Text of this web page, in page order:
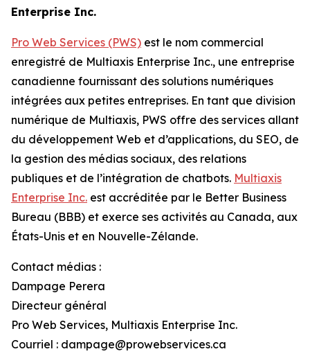
Enterprise Inc.
Pro Web Services (PWS) est le nom commercial
enregistré de Multiaxis Enterprise Inc., une entreprise
canadienne fournissant des solutions numériques
intégrées aux petites entreprises. En tant que division
numérique de Multiaxis, PWS offre des services allant
du développement Web et d’applications, du SEO, de
la gestion des médias sociaux, des relations
publiques et de l’intégration de chatbots. Multiaxis
Enterprise Inc. est accréditée par le Better Business
Bureau (BBB) et exerce ses activités au Canada, aux
États-Unis et en Nouvelle-Zélande.
Contact médias :
Dampage Perera
Directeur général
Pro Web Services, Multiaxis Enterprise Inc.
Courriel : dampage@prowebservices.ca